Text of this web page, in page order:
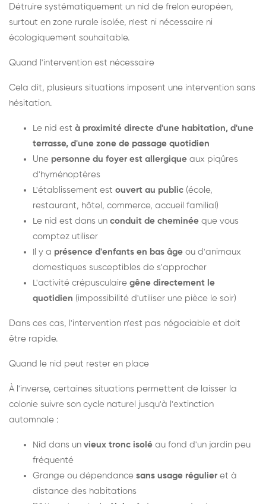
Détruire systématiquement un nid de frelon européen,
surtout en zone rurale isolée, n'est ni nécessaire ni
écologiquement souhaitable.
Quand l'intervention est nécessaire
Cela dit, plusieurs situations imposent une intervention sans
hésitation.
Le nid est à proximité directe d'une habitation, d'une
terrasse, d'une zone de passage quotidien
Une personne du foyer est allergique aux piqûres
d'hyménoptères
L'établissement est ouvert au public (école,
restaurant, hôtel, commerce, accueil familial)
Le nid est dans un conduit de cheminée que vous
comptez utiliser
Il y a présence d'enfants en bas âge ou d'animaux
domestiques susceptibles de s'approcher
L'activité crépusculaire gêne directement le
quotidien (impossibilité d'utiliser une pièce le soir)
Dans ces cas, l'intervention n'est pas négociable et doit
être rapide.
Quand le nid peut rester en place
À l'inverse, certaines situations permettent de laisser la
colonie suivre son cycle naturel jusqu'à l'extinction
automnale :
Nid dans un vieux tronc isolé au fond d'un jardin peu
fréquenté
Grange ou dépendance sans usage régulier et à
distance des habitations